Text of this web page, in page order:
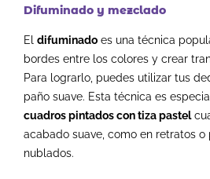
Difuminado y mezclado
El difuminado es una técnica
bordes entre los colores y crear
Para lograrlo, puedes utilizar tus
paño suave. Esta técnica es
cuadros pintados con tiza pastel
acabado suave, como en retratos o
nublados.